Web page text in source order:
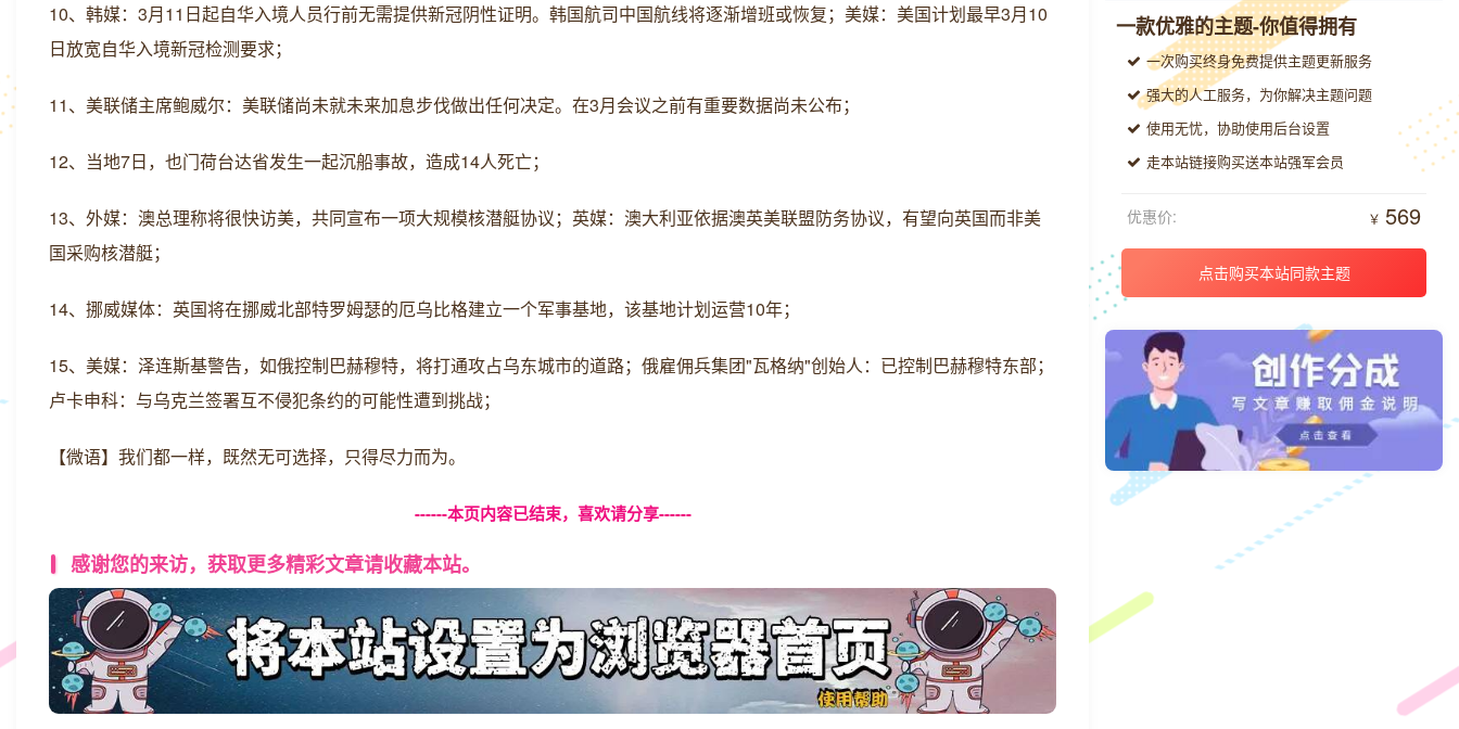
10、韩媒：3月11日起自华入境人员行前无需提供新冠阴性证明。韩国航司中国航线将逐渐增班或恢复；美媒：美国计划最早3月10
日放宽自华入境新冠检测要求；
11、美联储主席鲍威尔：美联储尚未就未来加息步伐做出任何决定。在3月会议之前有重要数据尚未公布；
12、当地7日，也门荷台达省发生一起沉船事故，造成14人死亡；
13、外媒：澳总理称将很快访美，共同宣布一项大规模核潜艇协议；英媒：澳大利亚依据澳英美联盟防务协议，有望向英国而非美
国采购核潜艇；
14、挪威媒体：英国将在挪威北部特罗姆瑟的厄乌比格建立一个军事基地，该基地计划运营10年；
15、美媒：泽连斯基警告，如俄控制巴赫穆特，将打通攻占乌东城市的道路；俄雇佣兵集团"瓦格纳"创始人：已控制巴赫穆特东部；
卢卡申科：与乌克兰签署互不侵犯条约的可能性遭到挑战；
【微语】我们都一样，既然无可选择，只得尽力而为。
------本页内容已结束，喜欢请分享------
感谢您的来访，获取更多精彩文章请收藏本站。
一款优雅的主题-你值得拥有
一次购买终身免费提供主题更新服务
强大的人工服务，为你解决主题问题
使用无忧，协助使用后台设置
走本站链接购买送本站强军会员
￥ 569
优惠价:
点击购买本站同款主题